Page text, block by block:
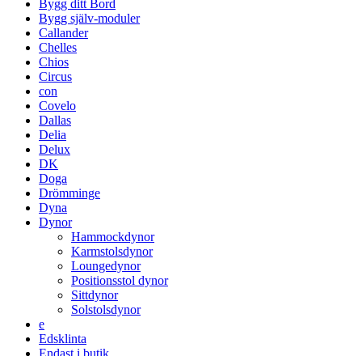
Bygg ditt Bord
Bygg själv-moduler
Callander
Chelles
Chios
Circus
con
Covelo
Dallas
Delia
Delux
DK
Doga
Drömminge
Dyna
Dynor
Hammockdynor
Karmstolsdynor
Loungedynor
Positionsstol dynor
Sittdynor
Solstolsdynor
e
Edsklinta
Endast i butik